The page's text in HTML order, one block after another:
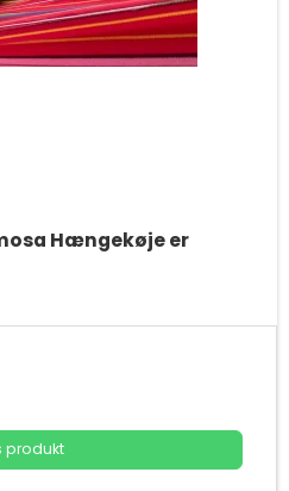
Hængekøje er
produkt